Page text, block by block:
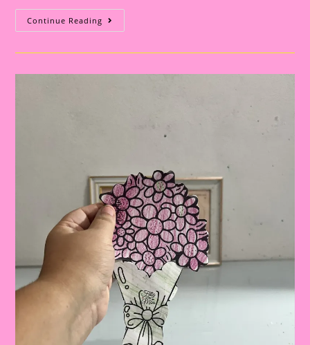
Continue Reading Atividade
Dia
Mães